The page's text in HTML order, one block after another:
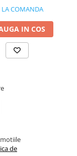
LA COMANDA
IN COS
de